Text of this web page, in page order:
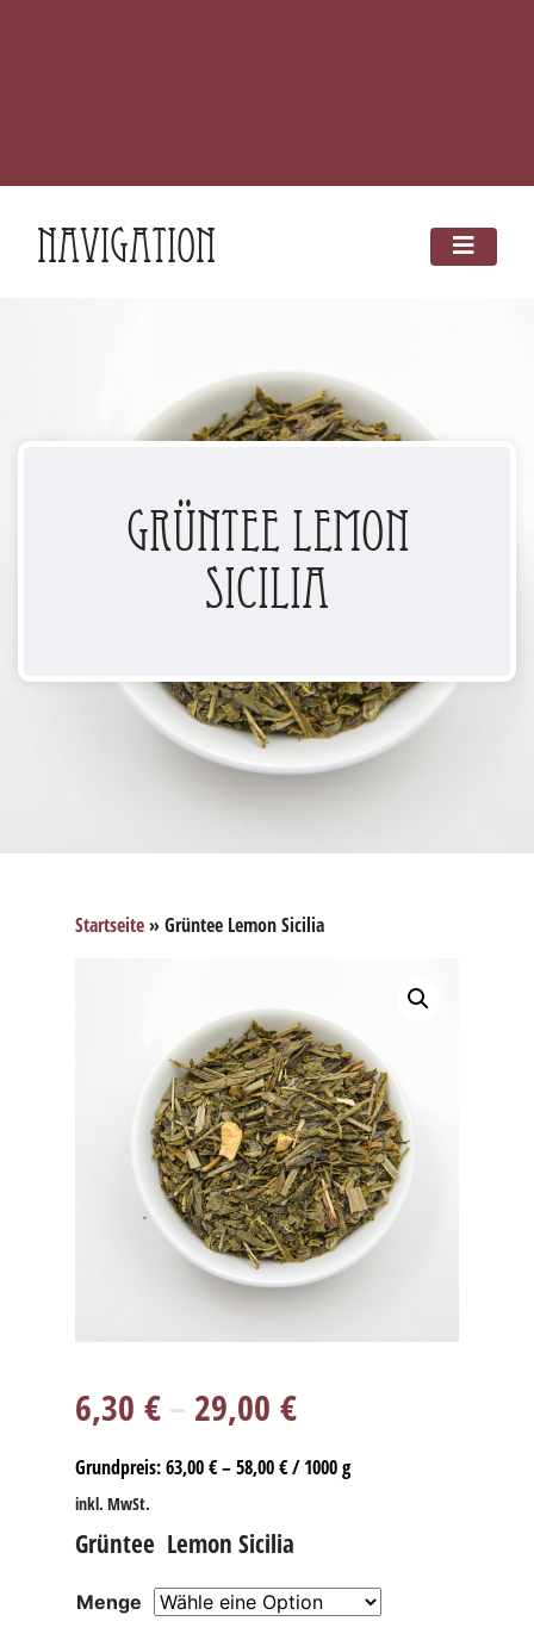
Navigation
Grüntee Lemon
Sicilia
Startseite »Grüntee Lemon Sicilia
6,30 €– 29,00 €
Grundpreis:63,00€– 58,00€/1000g
inkl. MwSt.
Grüntee Lemon Sicilia
Menge